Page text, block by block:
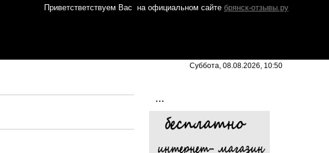
Приветстветствуем Вас на официальном сайте брянск-отзывы.ру
Суббота, 08.08.2026, 10:50
...